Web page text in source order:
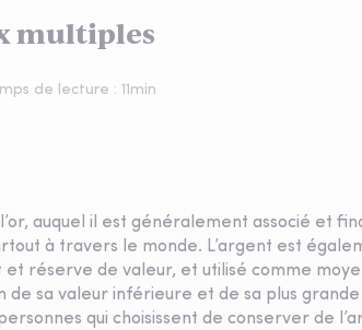
multiples
de lecture : 11min
auquel il est généralement associé et
à travers le monde. L’argent est
réserve de valeur, et utilisé comme
de sa valeur inférieure et de sa plus
qui choisissent de conserver de